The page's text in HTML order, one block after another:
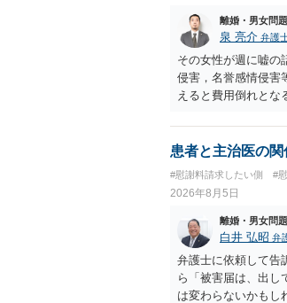
離婚・男女問
泉 亮介 弁護
その女性が週に嘘の
侵害，名誉感情侵害
えると費用倒れとな
患者と主治医の
#慰謝料請求したい側 #
2026年8月5日
離婚・男女問
白井 弘昭 弁
弁護士に依頼して告
ら「被害届は、出し
は変わらないかもし